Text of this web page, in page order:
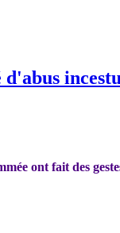
d'abus
ont fait des